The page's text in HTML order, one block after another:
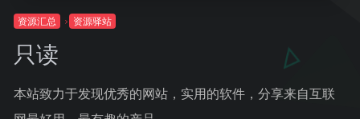
资源汇总 资源驿站
只读
本站致力于发现优秀的网站，实用的软件，分享来自互联